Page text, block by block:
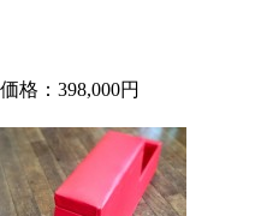
価格：398,000円